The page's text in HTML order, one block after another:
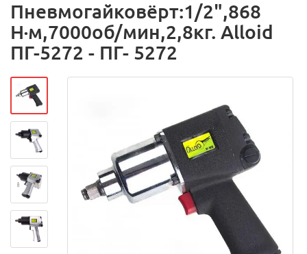
Пневмогайковёрт:1/2",868
Н·м,7000об/мин,2,8кг. Alloid
ПГ-5272 - ПГ- 5272